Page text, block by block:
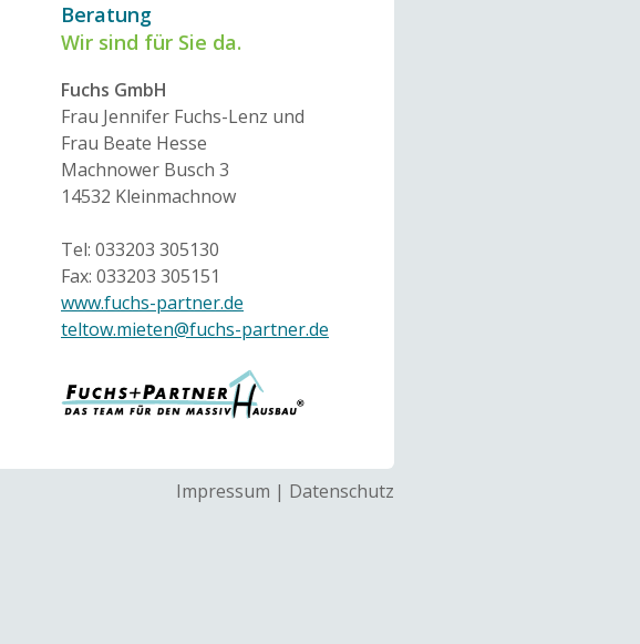
Beratung
Wir sind für Sie da.
Fuchs GmbH
Frau Jennifer Fuchs-Lenz und
Frau Beate Hesse
Machnower Busch 3
14532 Kleinmachnow
Tel: 033203 305130
Fax: 033203 305151
www.fuchs-partner.de
teltow.mieten@fuchs-partner.de
Impressum | Datenschutz